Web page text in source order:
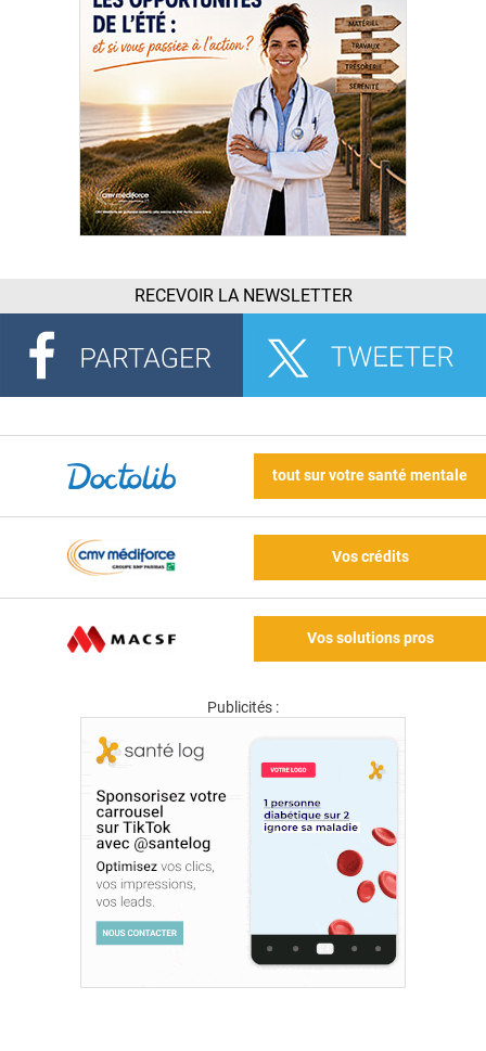
RECEVOIR LA NEWSLETTER
tout sur votre santé mentale
Vos crédits
Vos solutions pros
Publicités :